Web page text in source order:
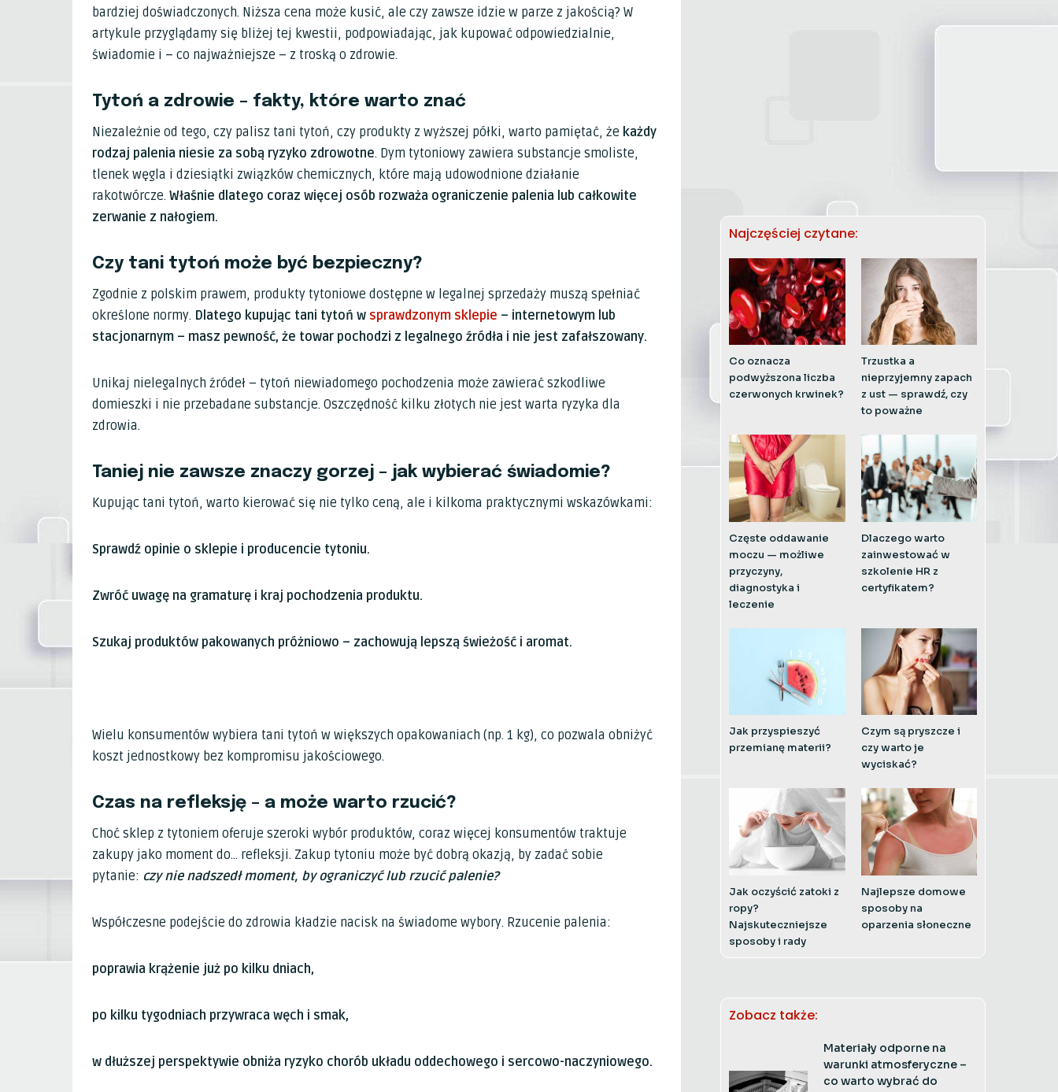
bardziej doświadczonych. Niższa cena może kusić, ale czy zawsze idzie w parze z jakością? W
artykule przyglądamy się bliżej tej kwestii, podpowiadając, jak kupować odpowiedzialnie,
świadomie i – co najważniejsze – z troską o zdrowie.
Tytoń a zdrowie – fakty, które warto znać
Niezależnie od tego, czy palisz tani tytoń, czy produkty z wyższej półki, warto pamiętać, że każdy
rodzaj palenia niesie za sobą ryzyko zdrowotne. Dym tytoniowy zawiera substancje smoliste,
tlenek węgla i dziesiątki związków chemicznych, które mają udowodnione działanie
rakotwórcze. Właśnie dlatego coraz więcej osób rozważa ograniczenie palenia lub całkowite
zerwanie z nałogiem.
Czy tani tytoń może być bezpieczny?
Zgodnie z polskim prawem, produkty tytoniowe dostępne w legalnej sprzedaży muszą spełniać
określone normy. Dlatego kupując tani tytoń w sprawdzonym sklepie – internetowym lub
stacjonarnym – masz pewność, że towar pochodzi z legalnego źródła i nie jest zafałszowany.
Unikaj nielegalnych źródeł – tytoń niewiadomego pochodzenia może zawierać szkodliwe
domieszki i nie przebadane substancje. Oszczędność kilku złotych nie jest warta ryzyka dla
zdrowia.
Taniej nie zawsze znaczy gorzej – jak wybierać świadomie?
Kupując tani tytoń, warto kierować się nie tylko ceną, ale i kilkoma praktycznymi wskazówkami:
Sprawdź opinie o sklepie i producencie tytoniu.
Zwróć uwagę na gramaturę i kraj pochodzenia produktu.
Szukaj produktów pakowanych próżniowo – zachowują lepszą świeżość i aromat.
Wielu konsumentów wybiera tani tytoń w większych opakowaniach (np. 1 kg), co pozwala obniżyć
koszt jednostkowy bez kompromisu jakościowego.
Czas na refleksję – a może warto rzucić?
Choć sklep z tytoniem oferuje szeroki wybór produktów, coraz więcej konsumentów traktuje
zakupy jako moment do… refleksji. Zakup tytoniu może być dobrą okazją, by zadać sobie
pytanie: czy nie nadszedł moment, by ograniczyć lub rzucić palenie?
Współczesne podejście do zdrowia kładzie nacisk na świadome wybory. Rzucenie palenia:
poprawia krążenie już po kilku dniach,
po kilku tygodniach przywraca węch i smak,
w dłuższej perspektywie obniża ryzyko chorób układu oddechowego i sercowo-naczyniowego.
Najczęściej czytane:
Co oznacza
podwyższona liczba
czerwonych krwinek?
Trzustka a
nieprzyjemny zapach
z ust — sprawdź, czy
to poważne
Częste oddawanie
moczu — możliwe
przyczyny,
diagnostyka i
leczenie
Dlaczego warto
zainwestować w
szkolenie HR z
certyfikatem?
Jak przyspieszyć
przemianę materii?
Czym są pryszcze i
czy warto je
wyciskać?
Jak oczyścić zatoki z
ropy?
Najskuteczniejsze
sposoby i rady
Najlepsze domowe
sposoby na
oparzenia słoneczne
Zobacz także:
Materiały odporne na
warunki atmosferyczne –
co warto wybrać do